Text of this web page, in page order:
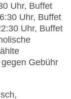
Uhr, Buffet
Uhr, Buffet
Uhr, Buffet
Gebühr